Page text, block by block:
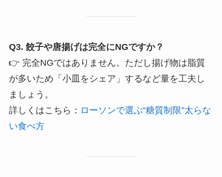
Q3. 餃子や唐揚げは完全にNGですか？
👉 完全NGではありません。ただし揚げ物は脂質
が多いため「小皿をシェア」するなど量を工夫し
ましょう。
詳しくはこちら： ローソンで選ぶ“糖質制限”太らな
い食べ方